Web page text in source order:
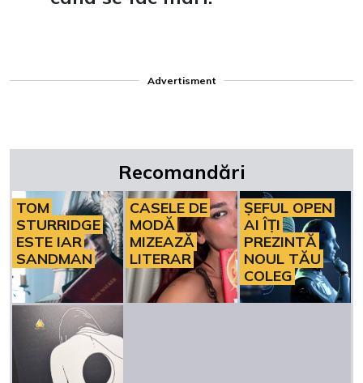
Advertisment
Recomandări
TOM
STURRIDGE
ESTE IAR
SANDMAN
CASELE DE
MODĂ
MIZEAZĂ
LITERAR
ȘEFUL OPEN
AI ÎȚI
PREZINTĂ
NOUL TĂU
COLEG